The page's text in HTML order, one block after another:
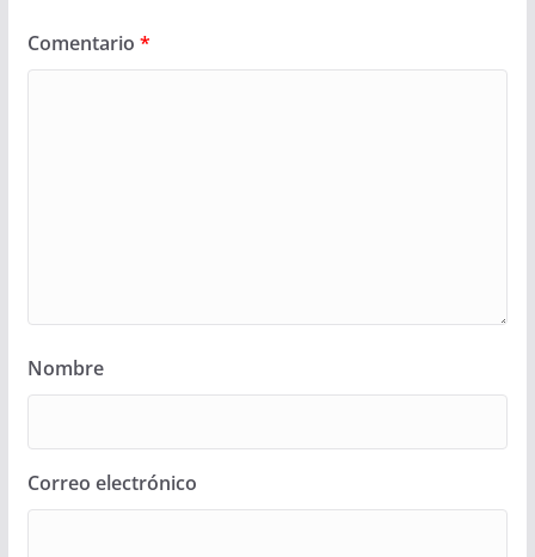
Comentario *
Nombre
Correo electrónico